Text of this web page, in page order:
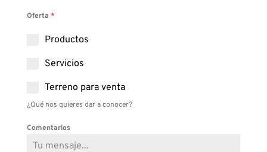
Oferta *
Productos
Servicios
Terreno para venta
¿Qué nos quieres dar a conocer?
Comentarios